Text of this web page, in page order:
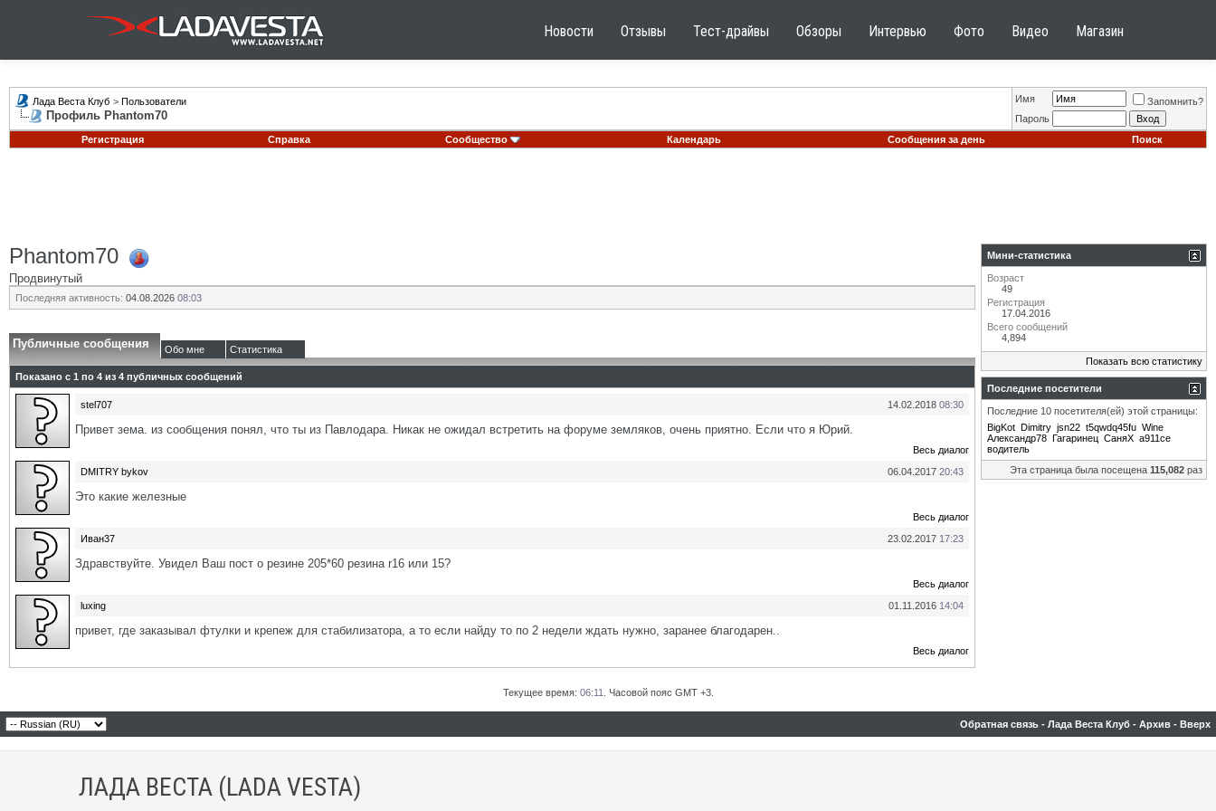
Новости Отзывы Тест-драйвы Обзоры Интервью Фото Видео Магазин
Лада Веста Клуб > Пользователи
Профиль Phantom70
Имя
Запомнить?
Пароль
Регистрация
Справка Сообщество Календарь Сообщения за день Поиск
Phantom70
Продвинутый
Последняя активность: 04.08.2026 08:03
Публичные сообщения Обо мне Статистика
Показано с 1 по 4 из 4 публичных сообщений
14.02.2018 08:30
stel707
Привет зема. из сообщения понял, что ты из Павлодара. Никак не ожидал встретить на форуме земляков, очень приятно. Если что я Юрий.
Весь диалог
06.04.2017 20:43
DMITRY bykov
Это какие железные
Весь диалог
23.02.2017 17:23
Иван37
Здравствуйте. Увидел Ваш пост о резине 205*60 резина r16 или 15?
Весь диалог
01.11.2016 14:04
luxing
привет, где заказывал фтулки и крепеж для стабилизатора, а то если найду то по 2 недели ждать нужно, заранее благодарен..
Весь диалог
Мини-статистика
Возраст
49
Регистрация
17.04.2016
Всего сообщений
4,894
Показать всю статистику
Последние посетители
Последние 10 посетителя(ей) этой страницы:
BigKot Dimitry jsn22 t5qwdq45fu Wine
Александр78 Гагаринец СаняХ а911се
водитель
Эта страница была посещена 115,082 раз
Текущее время: 06:11 . Часовой пояс GMT +3.
Обратная связь - Лада Веста Клуб - Архив - Вверх
ЛАДА ВЕСТА (LADA VESTA)